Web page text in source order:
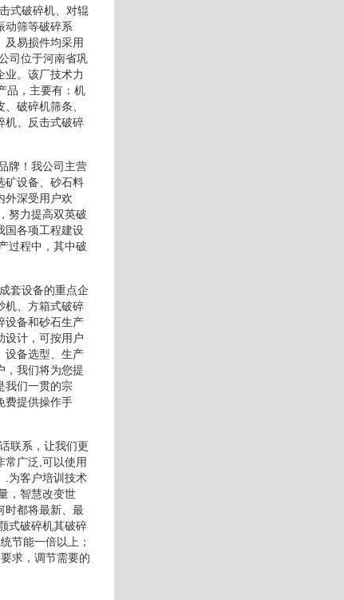
式破碎机、对辊
动筛等破碎系
及易损件均采用
司位于河南省巩
业。该厂技术力
品，主要有：机
破碎机筛条、
机、反击式破碎
牌！我公司主营
矿设备、砂石料
外深受用户欢
努力提高双英破
国各项工程建设
过程中，其中破
套设备的重点企
机、方箱式破碎
设备和砂石生产
设计，可按用户
设备选型、生产
，我们将为您提
我们一贯的宗
费提供操作手
联系，让我们更
常广泛,可以使用
.为客户培训技术
，智慧改变世
时都将最新、最
式破碎机其破碎
节能一倍以上；
求，调节需要的